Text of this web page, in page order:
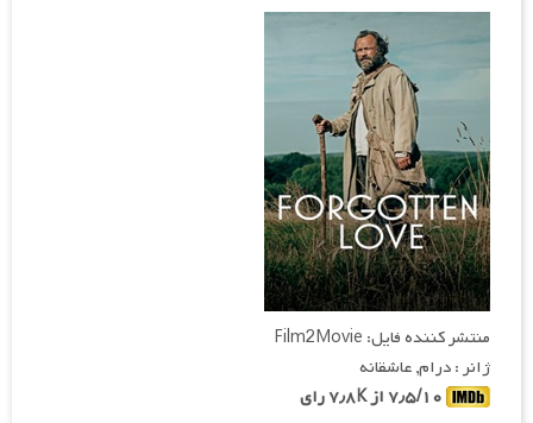
منتشر کننده فایل: Film2Movie
ژانر : درام, عاشقانه